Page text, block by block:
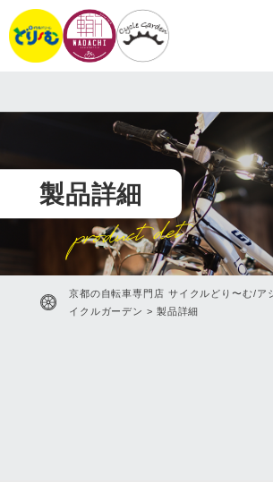
製品詳細
product det
京都の自転車専門店 サイクルどり〜む/ア
イクルガーデン > 製品詳細